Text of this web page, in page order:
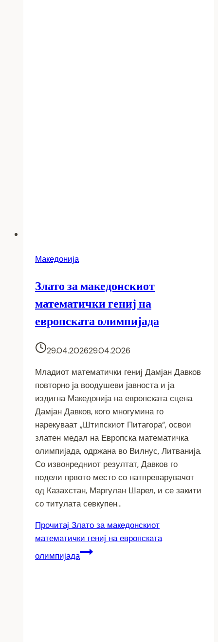
Македонија
Злато за македонскиот
математички гениј на
европската олимпијада
29.04.202629.04.2026
Младиот математички гениј Дамјан Давков
повторно ја воодушеви јавноста и ја
издигна Македонија на европската сцена.
Дамјан Давков, кого многумина го
нарекуваат „Штипскиот Питагора“, освои
златен медал на Европска математичка
олимпијада, одржана во Вилнус, Литванија.
Со извонредниот резултат, Давков го
подели првото место со натпреварувачот
од Казахстан, Маргулан Шарел, и се закити
со титулата севкупен…
Прочитај Злато за македонскиот
математички гениј на европската
олимпијада